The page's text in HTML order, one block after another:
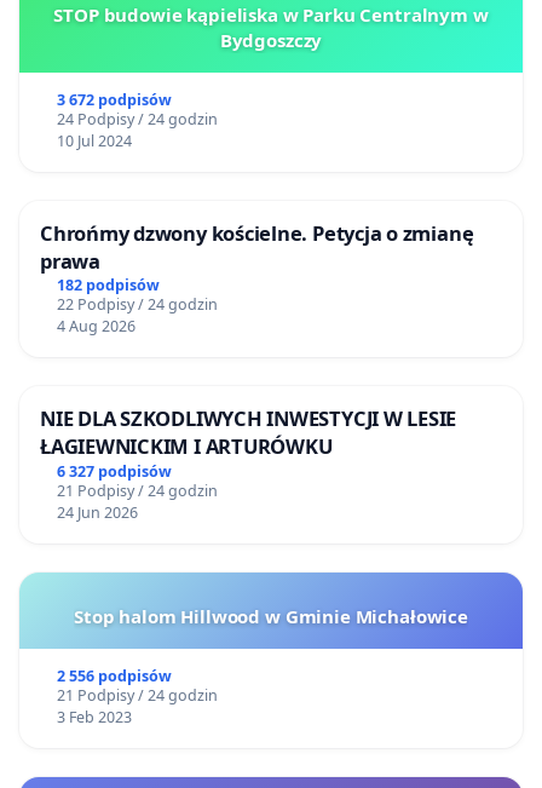
STOP budowie kąpieliska w Parku Centralnym w
Bydgoszczy
3 672 podpisów
24 Podpisy / 24 godzin
10 Jul 2024
Chrońmy dzwony kościelne. Petycja o zmianę
prawa
182 podpisów
22 Podpisy / 24 godzin
4 Aug 2026
NIE DLA SZKODLIWYCH INWESTYCJI W LESIE
ŁAGIEWNICKIM I ARTURÓWKU
6 327 podpisów
21 Podpisy / 24 godzin
24 Jun 2026
Stop halom Hillwood w Gminie Michałowice
2 556 podpisów
21 Podpisy / 24 godzin
3 Feb 2023